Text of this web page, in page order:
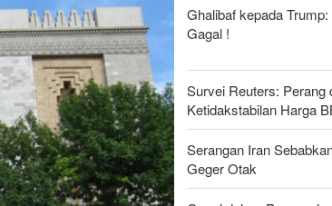
Ghalibaf kepada
Gagal !
Survei Reuters: Perang
Ketidakstabilan Harga
Serangan Iran
Geger Otak